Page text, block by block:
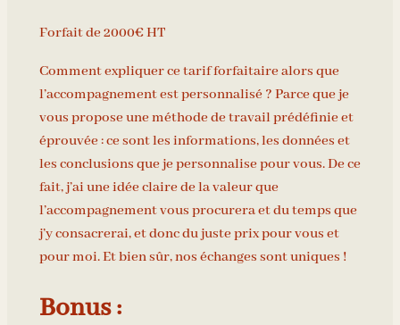
Forfait de 2000€ HT
Comment expliquer ce tarif forfaitaire alors que
l’accompagnement est personnalisé ? Parce que je
vous propose une méthode de travail prédéfinie et
éprouvée : ce sont les informations, les données et
les conclusions que je personnalise pour vous. De ce
fait, j’ai une idée claire de la valeur que
l’accompagnement vous procurera et du temps que
j’y consacrerai, et donc du juste prix pour vous et
pour moi. Et bien sûr, nos échanges sont uniques !
Bonus :